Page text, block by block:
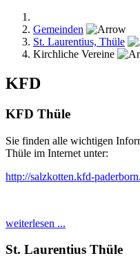
Gemeinden
St. Laurentius, Thüle
Kirchliche Vereine
KFD
KFD Thüle
Sie finden alle wichtigen
Thüle im Internet unter:
http://salzkotten.kfd-
weiterlesen ...
St. Laurentius Thüle